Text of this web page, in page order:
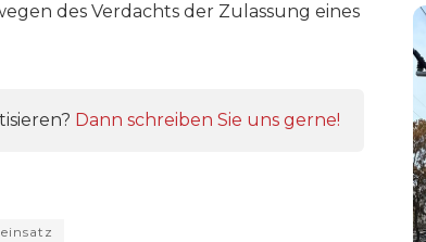
des Verdachts der Zulassung eines
Dann schreiben Sie uns gerne!